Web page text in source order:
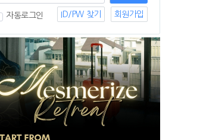
자동로그인 ID/PW 찾기 회원가입